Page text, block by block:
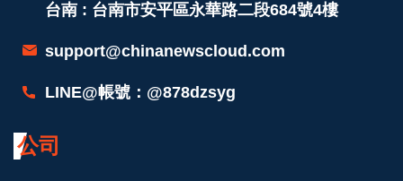
台南 : 台南市安平區永華路二段684號4樓
support@chinanewscloud.com
LINE@帳號：@878dzsyg
公司